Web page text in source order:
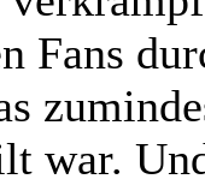
Fans
war.